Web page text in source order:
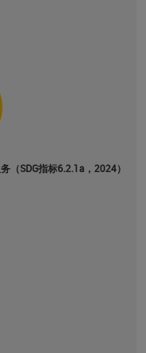
（SDG指标6.2.1a，2024）